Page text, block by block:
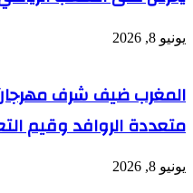
يونيو 8, 2026
المغرب ضيف شرف مهرجان
متعددة الروافد وقيم
يونيو 8, 2026